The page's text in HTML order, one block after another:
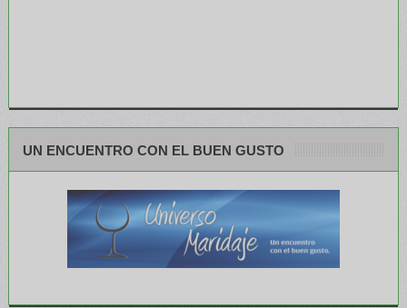
UN ENCUENTRO CON EL BUEN GUSTO